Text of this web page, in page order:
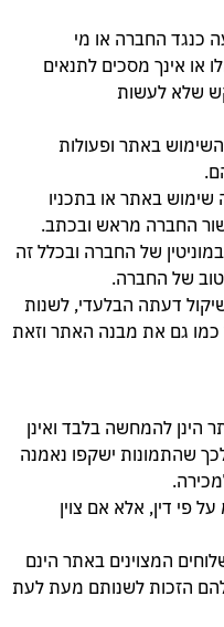
החברה או מי
או אינך מסכים לתנאים
שלא לעשות
באתר ופעולות
באתר או בתכניו
החברה מראש ובכתב.
של החברה ובכלל זה
של החברה.
דעתה הבלעדי, לשנות
גם את מבנה האתר וזאת
הינן להמחשה בלבד ואינן
שהתמונות ישקפו נאמנה
פי דין, אלא אם צוין
המצוינים באתר הינם
הזכות לשנותם מעת לעת